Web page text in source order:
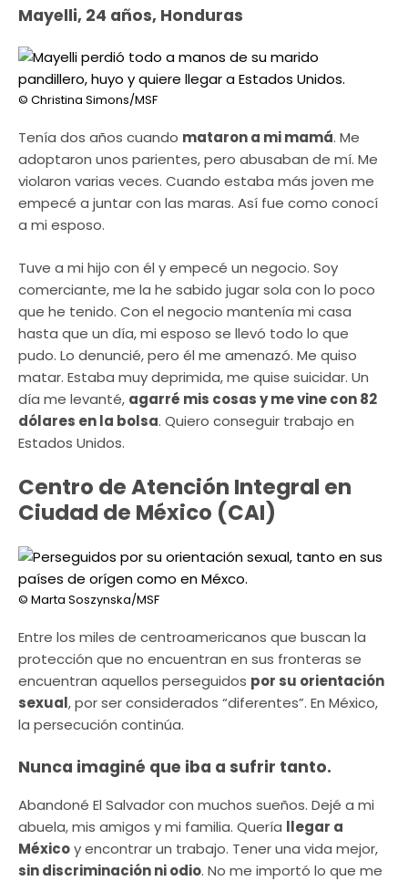
Mayelli, 24 años, Honduras
© Christina Simons/MSF
Tenía dos años cuando mataron a mi mamá. Me
adoptaron unos parientes, pero abusaban de mí. Me
violaron varias veces. Cuando estaba más joven me
empecé a juntar con las maras. Así fue como conocí
a mi esposo.
Tuve a mi hijo con él y empecé un negocio. Soy
comerciante, me la he sabido jugar sola con lo poco
que he tenido. Con el negocio mantenía mi casa
hasta que un día, mi esposo se llevó todo lo que
pudo. Lo denuncié, pero él me amenazó. Me quiso
matar. Estaba muy deprimida, me quise suicidar. Un
día me levanté, agarré mis cosas y me vine con 82
dólares en la bolsa. Quiero conseguir trabajo en
Estados Unidos.
Centro de Atención Integral en
Ciudad de México (CAI)
© Marta Soszynska/MSF
Entre los miles de centroamericanos que buscan la
protección que no encuentran en sus fronteras se
encuentran aquellos perseguidos por su orientación
sexual, por ser considerados “diferentes”. En México,
la persecución continúa.
Nunca imaginé que iba a sufrir tanto.
Abandoné El Salvador con muchos sueños. Dejé a mi
abuela, mis amigos y mi familia. Quería llegar a
Méxicoy encontrar un trabajo. Tener una vida mejor,
sin discriminación ni odio. No me importó lo que me